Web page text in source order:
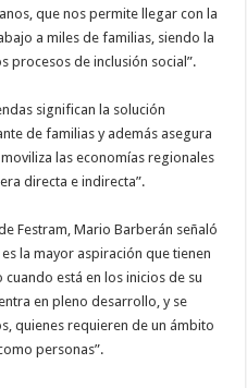
que nos permite llegar con la
a miles de familias, siendo la
procesos de inclusión social”.
significan la solución
de familias y además asegura
las economías regionales
directa e indirecta”.
Festram, Mario Barberán señaló
la mayor aspiración que tienen
está en los inicios de su
en pleno desarrollo, y se
quienes requieren de un ámbito
personas”.